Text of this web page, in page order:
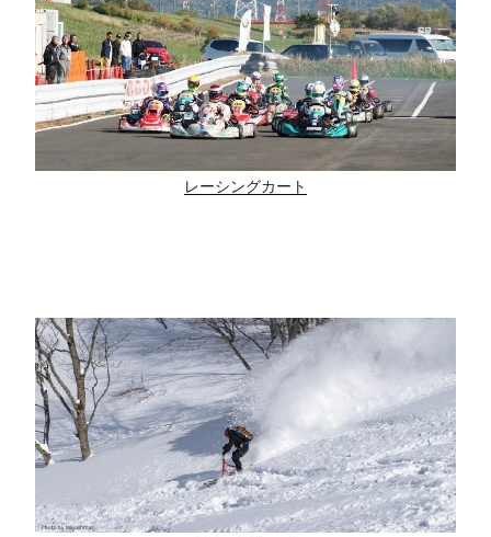
レーシングカート